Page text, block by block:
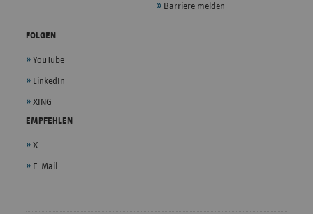
Barriere melden
FOLGEN
YouTube
LinkedIn
XING
EMPFEHLEN
X
E-Mail